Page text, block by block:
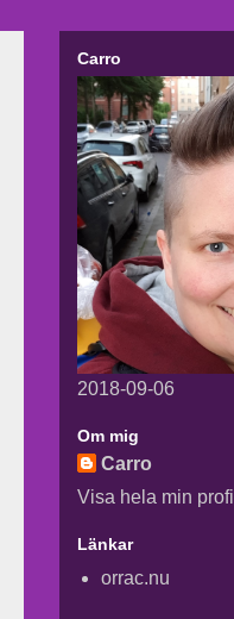
Carro
2018-09-06
Om mig
Carro
Visa hela min profil
Länkar
orrac.nu